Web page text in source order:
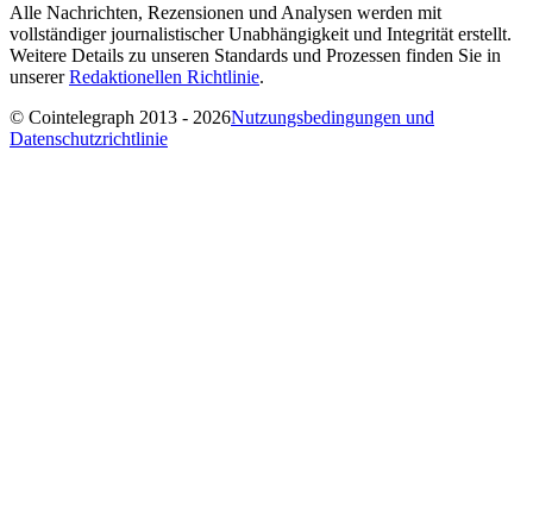
Alle Nachrichten, Rezensionen und Analysen werden mit
vollständiger journalistischer Unabhängigkeit und Integrität erstellt.
Weitere Details zu unseren Standards und Prozessen finden Sie in
unsererRedaktionellen Richtlinie.
© Cointelegraph 2013 - 2026Nutzungsbedingungen und
Datenschutzrichtlinie